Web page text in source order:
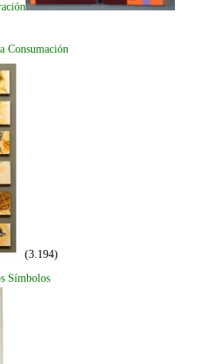
Consumación
(3.194)
Símbolos